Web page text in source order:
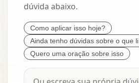
dúvida abaixo.
Como aplicar isso hoje?
Ainda tenho dúvidas sobre o que li
Quero uma oração sobre isso